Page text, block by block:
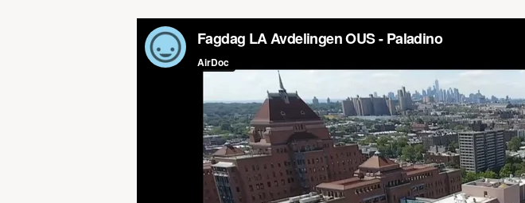
Trykk Enter for å søke eller Esc for å lukke